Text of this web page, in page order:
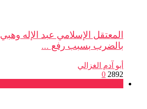
المعتقل الإسلامي عبد الإله
بالضرب بسبب رفع ...
أبو آدم الغزالي
2892
0